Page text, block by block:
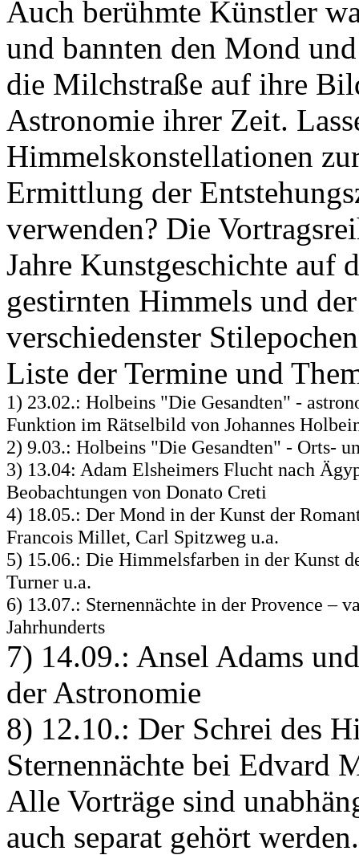
Auch berühmte Künstler
und bannten den Mond
die Milchstraße auf ihre
Astronomie ihrer Zeit.
Himmelskonstellationen
Ermittlung der
verwenden? Die
Jahre Kunstgeschichte auf
gestirnten Himmels und
verschiedenster
Liste der Termine und
1) 23.02.: Holbeins "Die Gesandten" -
Funktion im Rätselbild von Johannes
2) 9.03.: Holbeins "Die Gesandten" - Orts-
3) 13.04: Adam Elsheimers Flucht nach
Beobachtungen von Donato Creti
4) 18.05.: Der Mond in der Kunst der
Francois Millet, Carl Spitzweg u.a.
5) 15.06.: Die Himmelsfarben in der Kunst
Turner u.a.
6) 13.07.: Sternennächte in der Provence –
Jahrhunderts
7) 14.09.: Ansel Adams
der Astronomie
8) 12.10.: Der Schrei des
Sternennächte bei Edvard
Alle Vorträge sind
auch separat gehört werden.